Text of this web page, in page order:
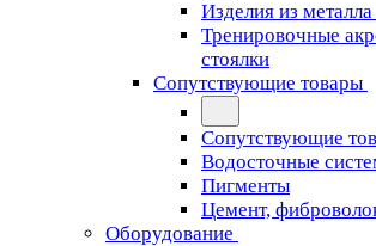
Изделия из металла
Тренировочные
стоялки
Сопутствующие товары
Сопутствующие
Водосточные
Пигменты
Цемент,
Оборудование